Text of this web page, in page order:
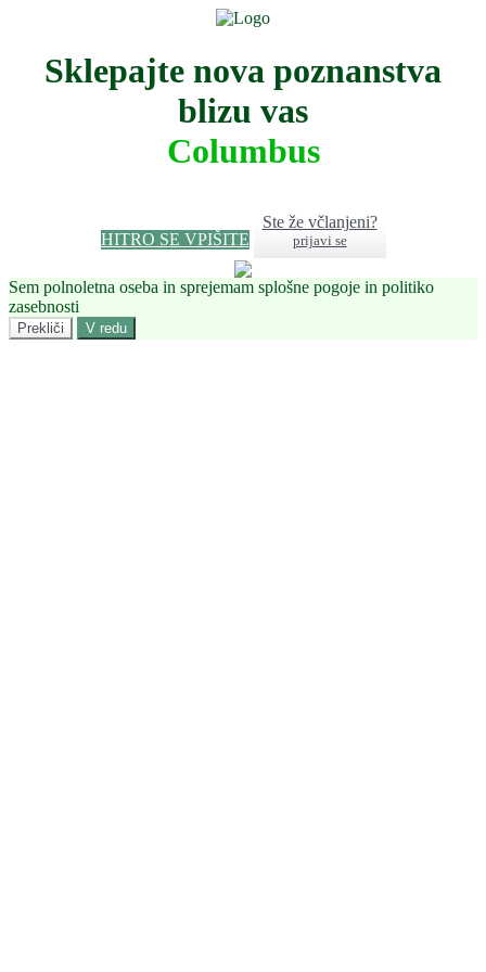
Sklepajte nova poznanstva
blizu vas
Columbus
HITRO SE VPIŠITE
Ste že včlanjeni?
prijavi se
Sem polnoletna oseba in sprejemam splošne pogoje in politiko
zasebnosti
Prekliči V redu